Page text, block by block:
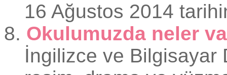
16 Ağustos 2014
8. Okulumuzda neler
İngilizce ve Bilgisayar